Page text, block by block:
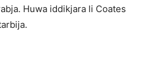
Huwa iddikjara li Coates